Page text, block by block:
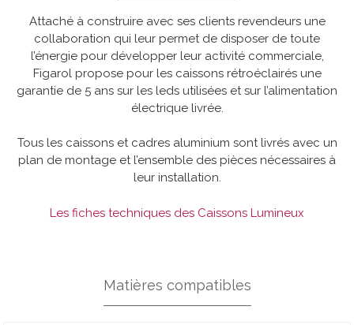
Attaché à construire avec ses clients revendeurs une
collaboration qui leur permet de disposer de toute
l’énergie pour développer leur activité commerciale,
Figarol propose pour les caissons rétroéclairés une
garantie de 5 ans sur les leds utilisées et sur l’alimentation
électrique livrée.
Tous les caissons et cadres aluminium sont livrés avec un
plan de montage et l’ensemble des pièces nécessaires à
leur installation.
Les fiches techniques des Caissons Lumineux
Matières compatibles